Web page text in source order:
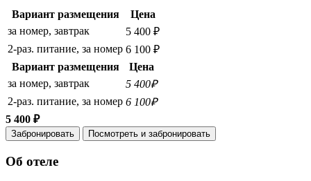
Вариант размещения
Цена
за номер, завтрак
5 400 ₽
2-раз. питание, за номер 6 100 ₽
Вариант размещения
Цена
за номер, завтрак
5 400₽
2-раз. питание, за номер 6 100₽
5 400 ₽
Забронировать Посмотреть и забронировать
Об отеле